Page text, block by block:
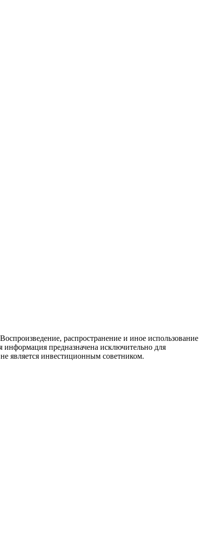
распространение и иное использование
информация предназначена исключительно для
инвестиционным советником.